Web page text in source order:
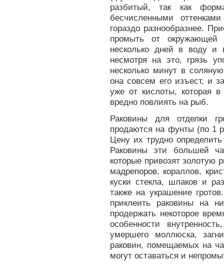
разбитый, так как
бесчисленными
гораздо разнообразнее.
промыть от
несколько дней в воду и
несмотря на это, грязь
несколько минут в
она совсем его изъест, и
уже от кислоты, которая в
вредно повлиять на рыб.
Раковины для отделки
продаются на фунты (по 1
Цену их трудно
Раковины эти большей
которые привозят золотую
мадрепоров, кораллов,
куски стекла, шлаков и
также на украшение
приклеить раковины на
продержать некоторое
особенности
умершего моллюска,
раковин, помещаемых на
могут оставаться и